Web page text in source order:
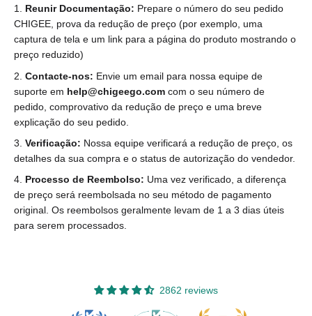
Reunir Documentação: Prepare o número do seu pedido
CHIGEE, prova da redução de preço (por exemplo, uma
captura de tela e um link para a página do produto mostrando o
preço reduzido)
Contacte-nos: Envie um email para nossa equipe de
suporte em help@chigeego.com com o seu número de
pedido, comprovativo da redução de preço e uma breve
explicação do seu pedido.
Verificação: Nossa equipe verificará a redução de preço, os
detalhes da sua compra e o status de autorização do vendedor.
Processo de Reembolso: Uma vez verificado, a diferença
de preço será reembolsada no seu método de pagamento
original. Os reembolsos geralmente levam de 1 a 3 dias úteis
para serem processados.
2862 reviews